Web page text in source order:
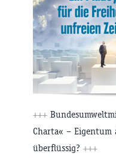
+++
Charta« – Eigentum
überflüssig? +++